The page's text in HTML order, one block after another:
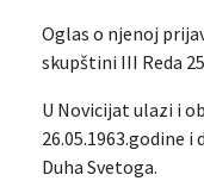
Oglas o njenoj
skupštini III Reda
U Novicijat ulazi i
26.05.1963.godine
Duha Svetoga.